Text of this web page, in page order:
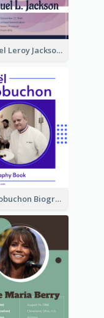
Samuel Leroy Jackson Biography
Joël Robuchon Biography